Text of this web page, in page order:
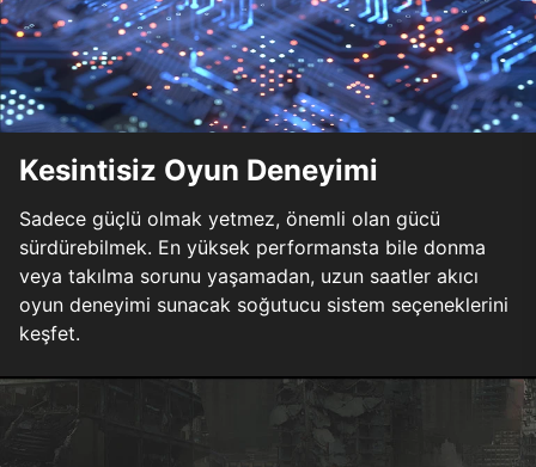
Kesintisiz Oyun Deneyimi
Sadece güçlü olmak yetmez, önemli olan gücü
sürdürebilmek. En yüksek performansta bile donma
veya takılma sorunu yaşamadan, uzun saatler akıcı
oyun deneyimi sunacak soğutucu sistem seçeneklerini
keşfet.